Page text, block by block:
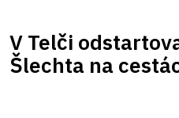
V Telči
Šlechta na